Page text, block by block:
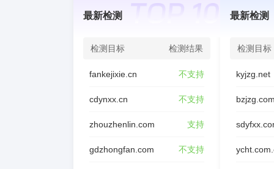
最新检测
检测目标 检测结果
fankejixie.cn 不支持
cdynxx.cn 不支持
zhouzhenlin.com 支持
gdzhongfan.com 不支持
最新检测
检测目标
kyjzg.net